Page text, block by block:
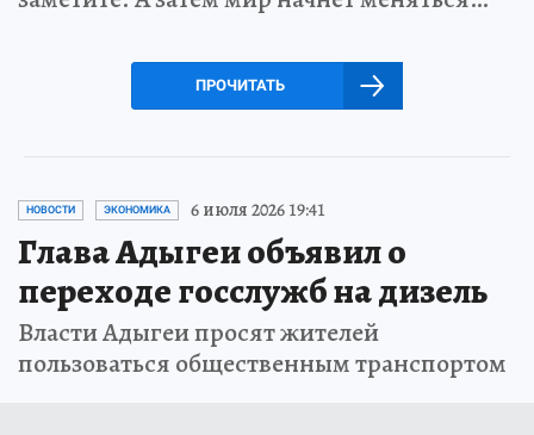
ПРОЧИТАТЬ
НОВОСТИ ЭКОНОМИКА 6 июля 2026 19:41
Глава Адыгеи объявил о
переходе госслужб на дизель
Власти Адыгеи просят жителей
пользоваться общественным транспортом